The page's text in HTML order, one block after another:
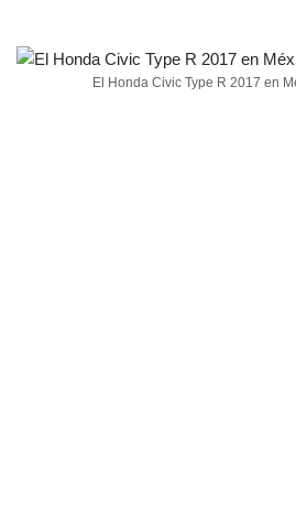
El Honda Civic Type R 2017 en